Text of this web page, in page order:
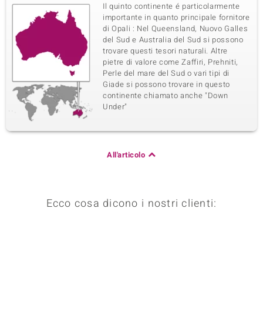
Il quinto continente é particolarmente
importante in quanto principale fornitore
di Opali : Nel Queensland, Nuovo Galles
del Sud e Australia del Sud si possono
trovare questi tesori naturali. Altre
pietre di valore come Zaffiri, Prehniti,
Perle del mare del Sud o vari tipi di
Giade si possono trovare in questo
continente chiamato anche "Down
Under"
All'articolo
Ecco cosa dicono i nostri clienti: